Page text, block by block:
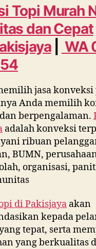
Topi Murah
dan Cepat
|
WA
jasa
Anda memilih
berpengalaman.
adalah konveksi
ribuan
BUMN,
organisasi,
diPakisjaya akan
kepada
tepat, serta
yang berkualitas